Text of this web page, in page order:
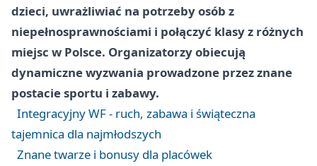
dzieci, uwrażliwiać na potrzeby osób z
niepełnosprawnościami i połączyć klasy z różnych
miejsc w Polsce. Organizatorzy obiecują
dynamiczne wyzwania prowadzone przez znane
postacie sportu i zabawy.
Integracyjny WF - ruch, zabawa i świąteczna
tajemnica dla najmłodszych
Znane twarze i bonusy dla placówek